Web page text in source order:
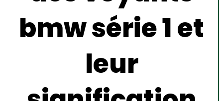
bmw série 1 et
leur